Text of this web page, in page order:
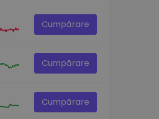
Cumpărare
Cumpărare
Cumpărare